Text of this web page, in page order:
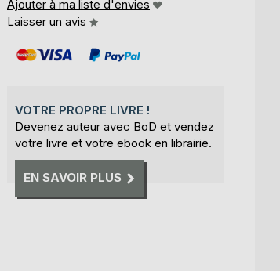
Ajouter à ma liste d'envies
Laisser un avis
VOTRE PROPRE LIVRE !
Devenez auteur avec BoD et vendez
votre livre et votre ebook en librairie.
EN SAVOIR PLUS